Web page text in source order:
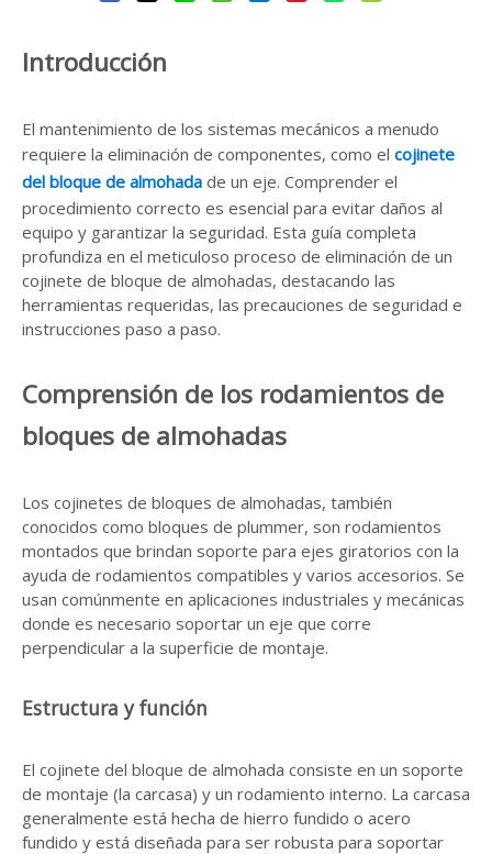
Introducción
El mantenimiento de los sistemas mecánicos a menudo
requiere la eliminación de componentes, como el cojinete
del bloque de almohada de un eje. Comprender el
procedimiento correcto es esencial para evitar daños al
equipo y garantizar la seguridad. Esta guía completa
profundiza en el meticuloso proceso de eliminación de un
cojinete de bloque de almohadas, destacando las
herramientas requeridas, las precauciones de seguridad e
instrucciones paso a paso.
Comprensión de los rodamientos de
bloques de almohadas
Los cojinetes de bloques de almohadas, también
conocidos como bloques de plummer, son rodamientos
montados que brindan soporte para ejes giratorios con la
ayuda de rodamientos compatibles y varios accesorios. Se
usan comúnmente en aplicaciones industriales y mecánicas
donde es necesario soportar un eje que corre
perpendicular a la superficie de montaje.
Estructura y función
El cojinete del bloque de almohada consiste en un soporte
de montaje (la carcasa) y un rodamiento interno. La carcasa
generalmente está hecha de hierro fundido o acero
fundido y está diseñada para ser robusta para soportar